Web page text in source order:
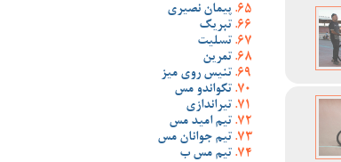
پیمان نصیری
تبریک
تسلیت
تمرین
تنیس روی میز
تکواندو مس
تیراندازی
تیم امید مس
تیم جوانان مس
تیم مس ب